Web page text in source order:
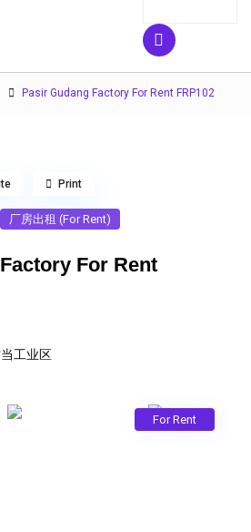
Pasir Gudang Factory For Rent FRP102
厂房出租 (For Rent)
For Rent
工业区
Print
For Rent